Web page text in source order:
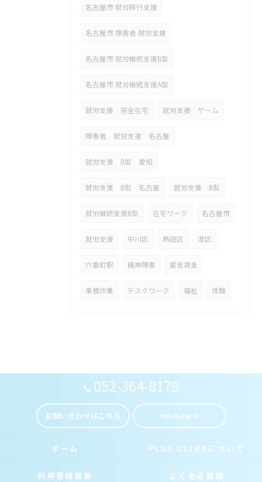
名古屋市 就労移行支援
名古屋市 障害者 就労支援
名古屋市 就労継続支援B型
名古屋市 就労継続支援A型
就労支援 完全在宅 就労支援 ゲーム
障害者 就労支援 名古屋
就労支援 B型 愛知
就労支援 B型 名古屋 就労支援 B型
就労継続支援B型 在宅ワーク 名古屋市
就労支援 中川区 熱田区 港区
六番町駅 精神障害 最低賃金
事務作業 デスクワーク 福祉 体験
052-364-8179
お問い合わせはこちら YouTube
ホーム PLUS ULTRAについて
利用者様募集 よくある質問